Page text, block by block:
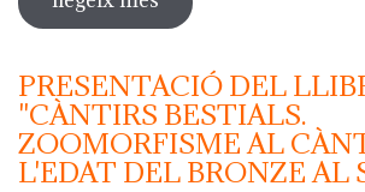
PRESENTACIÓ DEL
"CÀNTIRS BESTIALS.
ZOOMORFISME AL
L'EDAT DEL BRONZE AL